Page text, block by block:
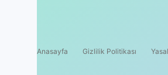
Anasayfa Gizlilik Politikası